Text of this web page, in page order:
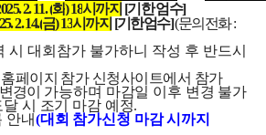
2. 11. (화) 18시까지 [기한 엄수]
2. 14.(금) 13시까지 [기한엄수](문의전화:
시 대회참가 불가하니 작성 후 반드시
페이지 참가 신청사이트에서 참가
경이 가능하며 마감일 이후 변경 불가
시 조기 마감 예정.
안내(대회 참가신청 마감 시까지